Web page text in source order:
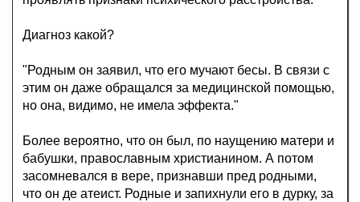
Диагноз какой?
"Родным он заявил, что его мучают бесы. В связи с
этим он даже обращался за медицинской помощью,
но она, видимо, не имела эффекта."
Более вероятно, что он был, по наущению матери и
бабушки, православным христианином. А потом
засомневался в вере, признавши пред родными,
что он де атеист. Родные и запихнули его в дурку, за